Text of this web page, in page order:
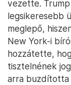
vezette.
legsikeresebb
meglepő,
New York-i
hozzátette,
tisztelnének
arra buzdította